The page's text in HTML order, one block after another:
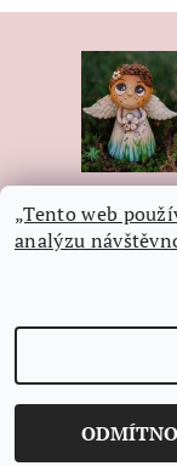
2026 © Ateliér Hnízdo,
„Tento web
analýzu